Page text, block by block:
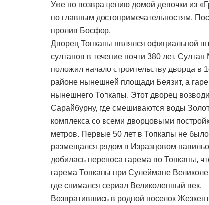
Уже по возвращению домой девочки из
по главным достопримечательностям.
пролив Босфор.
Дворец Топкапы являлся официальной
султанов в течение почти 380 лет.
положил начало строительству дворца в
районе нынешней площади Беязит, а
нынешнего Топкапы. Этот дворец
Сарайбурну, где смешиваются воды
комплекса со всеми дворцовыми
метров. Первые 50 лет в Топкапы не
размещался рядом в Изразцовом
добилась переноса гарема во Топкапы,
гарема Топкапы при Сулеймане
где снимался сериал Великолепный век.
Возвратившись в родной поселок